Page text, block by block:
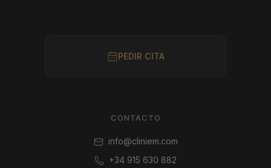
PEDIR CITA
CONTACTO
info@cliniem.com
+34 915 630 882